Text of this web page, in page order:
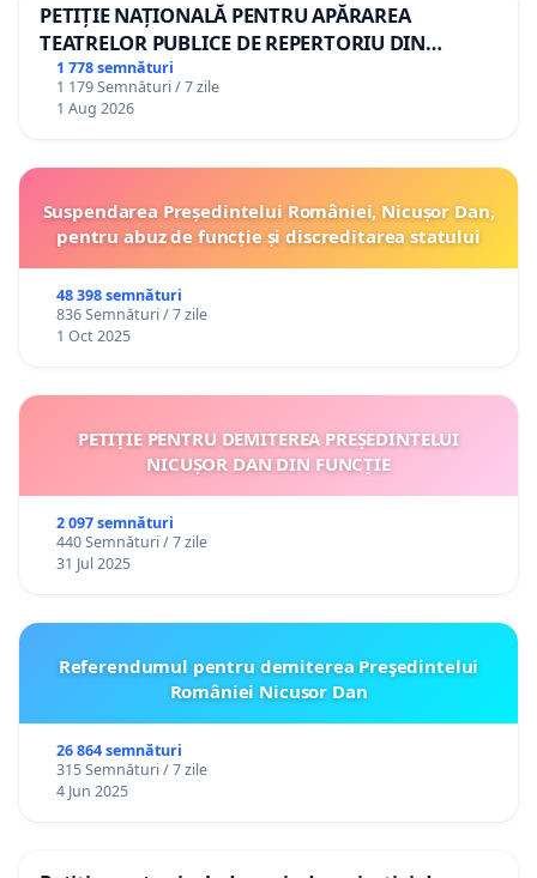
PETIȚIE NAȚIONALĂ PENTRU APĂRAREA
TEATRELOR PUBLICE DE REPERTORIU DIN
ROMÂNIA
1 778 semnături
1 179 Semnături / 7 zile
1 Aug 2026
Suspendarea Președintelui României, Nicușor Dan,
pentru abuz de funcție și discreditarea statului
48 398 semnături
836 Semnături / 7 zile
1 Oct 2025
PETIȚIE PENTRU DEMITEREA PREȘEDINTELUI
NICUȘOR DAN DIN FUNCȚIE
2 097 semnături
440 Semnături / 7 zile
31 Jul 2025
Referendumul pentru demiterea Preşedintelui
României Nicusor Dan
26 864 semnături
315 Semnături / 7 zile
4 Jun 2025